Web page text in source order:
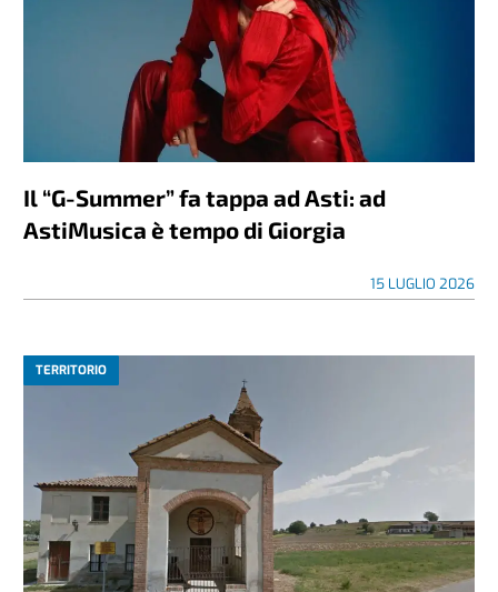
Il “G-Summer” fa tappa ad Asti: ad
AstiMusica è tempo di Giorgia
15 LUGLIO 2026
TERRITORIO